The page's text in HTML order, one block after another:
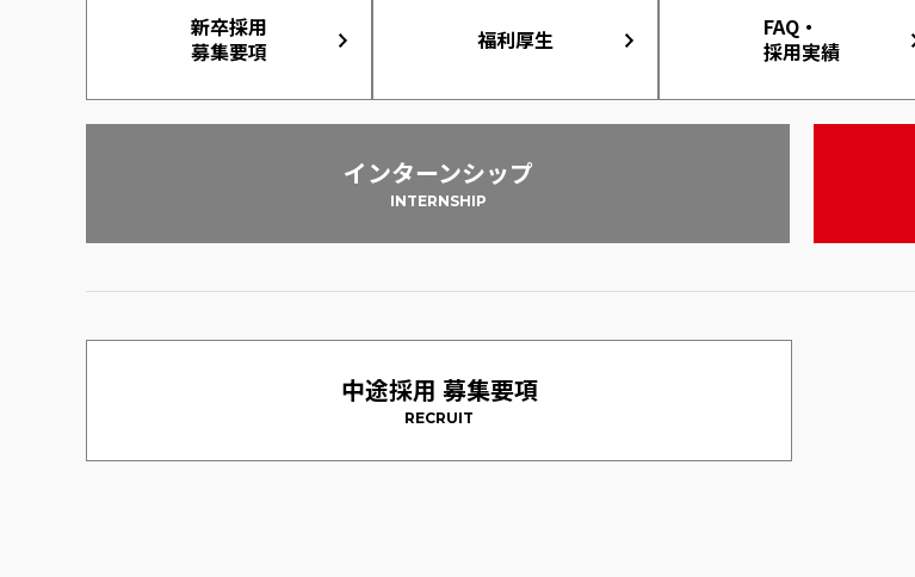
新卒採用
募集要項
福利厚生
FAQ・
採用実績
インターンシップ
INTERNSHIP
中途採用 募集要項
RECRUIT